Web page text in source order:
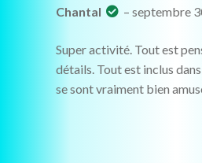
Chantal
– septembre
Super activité. Tout est
détails. Tout est inclus
se sont vraiment bien